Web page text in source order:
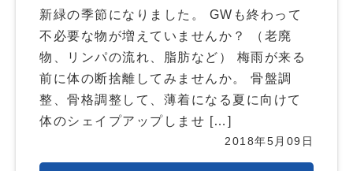
新緑の季節になりました。 GWも終わって
不必要な物が増えていませんか？ （老廃
物、リンパの流れ、脂肪など） 梅雨が来る
前に体の断捨離してみませんか。 骨盤調
整、骨格調整して、薄着になる夏に向けて
体のシェイプアップしませ […]
2018年5月09日